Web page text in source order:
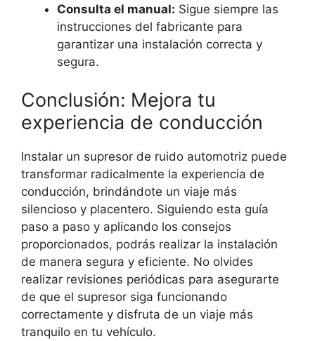
Consulta el manual: Sigue siempre las
instrucciones del fabricante para
garantizar una instalación correcta y
segura.
Conclusión: Mejora tu
experiencia de conducción
Instalar un supresor de ruido automotriz puede
transformar radicalmente la experiencia de
conducción, brindándote un viaje más
silencioso y placentero. Siguiendo esta guía
paso a paso y aplicando los consejos
proporcionados, podrás realizar la instalación
de manera segura y eficiente. No olvides
realizar revisiones periódicas para asegurarte
de que el supresor siga funcionando
correctamente y disfruta de un viaje más
tranquilo en tu vehículo.